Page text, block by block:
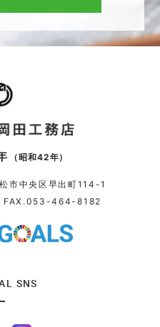
（昭和42年）
市中央区早出町114-1
FAX.053-464-8182
SNS